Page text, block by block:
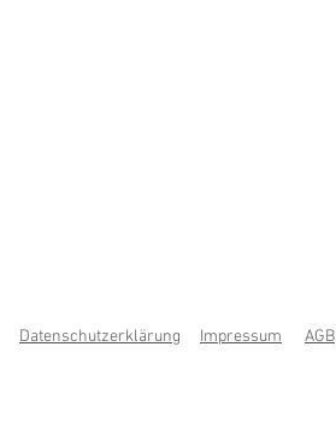
Datenschutzerklärung Impressum AGB